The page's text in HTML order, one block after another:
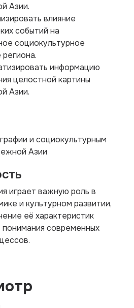
Азии.
влияние
событий на
социокультурное
информацию
целостной картины
Азии.
и социокультурным
Азии
играет важную роль в
и культурном развитии,
её характеристик
понимания современных